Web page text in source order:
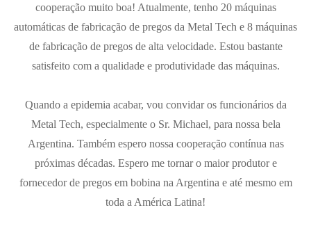
cooperação muito boa! Atualmente, tenho 20 máquinas
automáticas de fabricação de pregos da Metal Tech e 8 máquinas
de fabricação de pregos de alta velocidade. Estou bastante
satisfeito com a qualidade e produtividade das máquinas.
Quando a epidemia acabar, vou convidar os funcionários da
Metal Tech, especialmente o Sr. Michael, para nossa bela
Argentina. Também espero nossa cooperação contínua nas
próximas décadas. Espero me tornar o maior produtor e
fornecedor de pregos em bobina na Argentina e até mesmo em
toda a América Latina!